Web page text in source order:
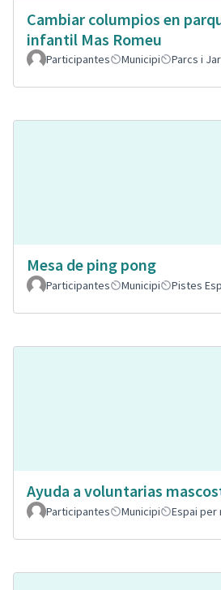
Cambiar columpios en
infantil Mas Romeu
Participantes Municipi Parcs i
Mesa de ping pong
Participantes
Municipi Pistes
Ayuda a voluntarias
Participantes
Municipi Espai per